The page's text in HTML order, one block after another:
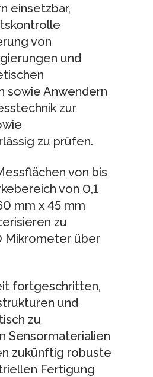
einsetzbar,
von
und
sowie Anwendern
zur
zu prüfen.
von bis
von 0,1
mm x 45 mm
zu
Mikrometer über
fortgeschritten,
und
zu
Sensormaterialien
zukünftig robuste
Fertigung